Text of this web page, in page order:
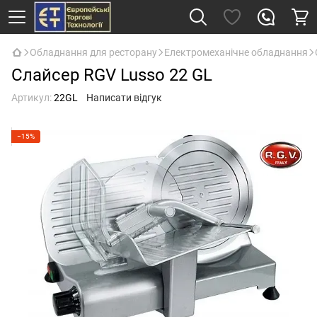
Обладнання для ресторану Електромеханічне обладнання
Слайсер RGV Lusso 22 GL
Артикул:22GL Написати відгук
−15%